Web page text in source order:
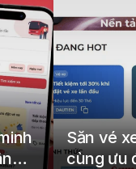
Săn vé
cùng ưu